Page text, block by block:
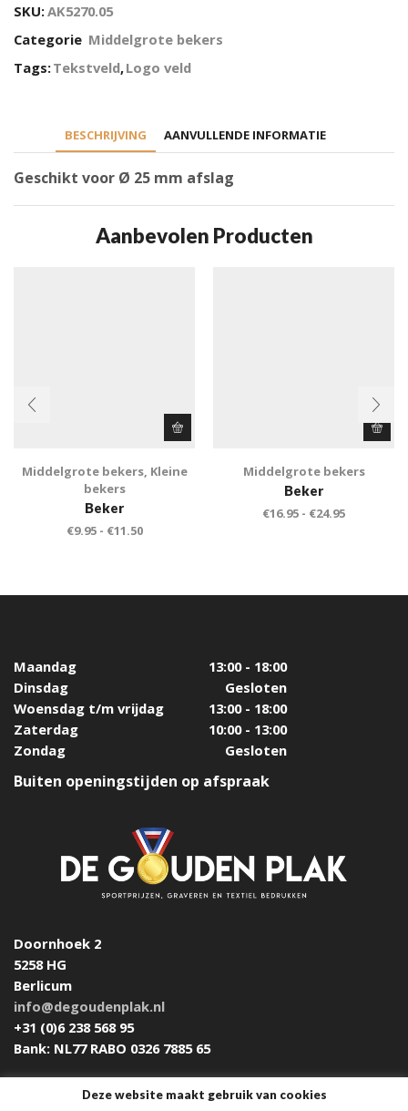
SKU:AK5270.05
Categorie Middelgrote bekers
Tags:Tekstveld,Logo veld
BESCHRIJVING AANVULLENDE INFORMATIE
Geschikt voor Ø 25 mm afslag
Aanbevolen Producten
Middelgrote bekers, Kleine
bekers
Beker
€9.95 - €11.50
Middelgrote bekers
Beker
€16.95 - €24.95
Maandag
13:00 - 18:00
Dinsdag
Gesloten
Woensdag t/m vrijdag
13:00 - 18:00
Zaterdag
10:00 - 13:00
Zondag
Gesloten
Buiten openingstijden op afspraak
Doornhoek 2
5258 HG
Berlicum
info@degoudenplak.nl
+31 (0)6 238 568 95
Bank: NL77 RABO 0326 7885 65
Deze website maakt gebruik van cookies